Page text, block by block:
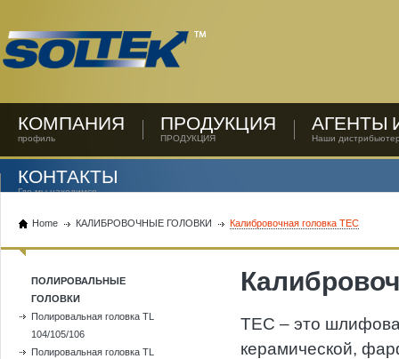
КОМПАНИЯ
профиль
ПРОДУКЦИЯ
ПРОДУКЦИЯ
АГЕНТЫ
Наши
КОНТАКТЫ
Где мы находимся
Home КАЛИБРОВОЧНЫЕ ГОЛОВКИ Калибровочная головка TEC
ПОЛИРОВАЛЬНЫЕ
ГОЛОВКИ
Полировальная головка TL
104/105/106
Полировальная головка TL
TEC – это
керамической,